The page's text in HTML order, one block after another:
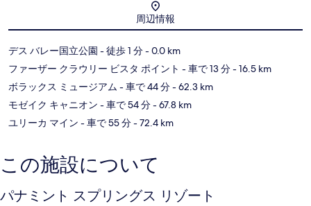
地図
周辺情報
デス バレー国立公園 - 徒歩 1 分- 0.0 km
ファーザー クラウリー ビスタ ポイント - 車で 13 分- 16.5 km
ボラックス ミュージアム - 車で 44 分- 62.3 km
モゼイク キャニオン - 車で 54 分- 67.8 km
ユリーカ マイン - 車で 55 分- 72.4 km
この施設について
パナミント スプリングス リゾート